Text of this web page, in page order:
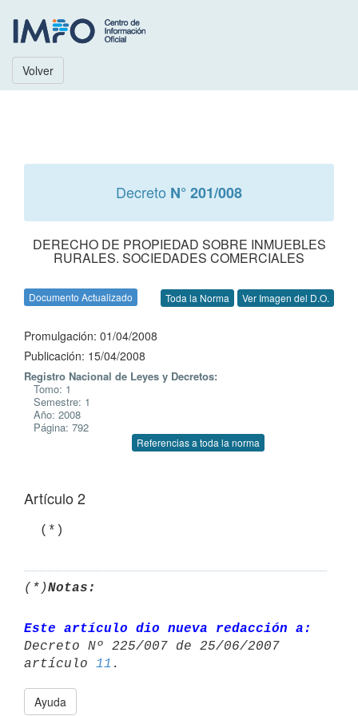
Volver
Decreto N° 201/008
DERECHO DE PROPIEDAD SOBRE INMUEBLES
RURALES. SOCIEDADES COMERCIALES
Documento Actualizado Toda la Norma Ver Imagen del D.O.
Promulgación: 01/04/2008
Publicación: 15/04/2008
Registro Nacional de Leyes y Decretos:
Tomo: 1
Semestre: 1
Año: 2008
Página: 792
Referencias a toda la norma
Artículo 2
  (*)
(*)Notas:
Este artículo dio nueva redacción a:
Decreto Nº 225/007 de 25/06/2007
artículo 11
Ayuda